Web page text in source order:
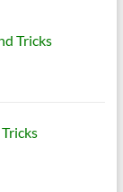
Tricks